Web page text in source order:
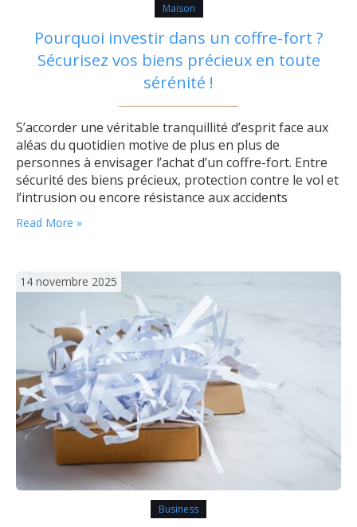
Maison
Pourquoi investir dans un coffre-fort ?
Sécurisez vos biens précieux en toute
sérénité !
S’accorder une véritable tranquillité d’esprit face aux
aléas du quotidien motive de plus en plus de
personnes à envisager l’achat d’un coffre-fort. Entre
sécurité des biens précieux, protection contre le vol et
l’intrusion ou encore résistance aux accidents
domestiques, cet équipement s’avère aujourd’hui très
pertinent pour ceux qui souhaitent protéger ce qui
l’installation d’un…
Read More »
14 novembre 2025
Business